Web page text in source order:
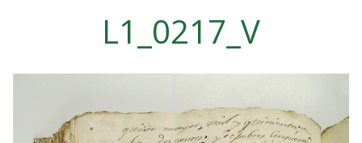
L1_0217_V